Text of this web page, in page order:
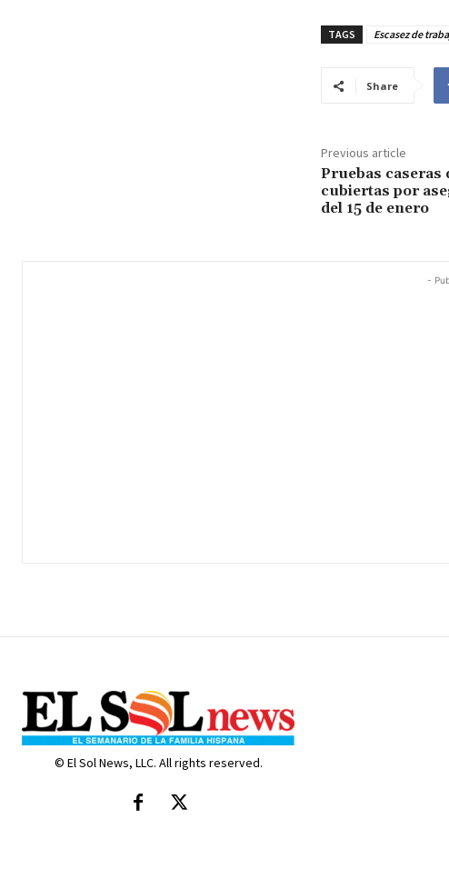
TAGS Escasez de
Share
Previous article
Pruebas caseras
cubiertas por
del 15 de enero
-
© El Sol News, LLC. All rights reserved.